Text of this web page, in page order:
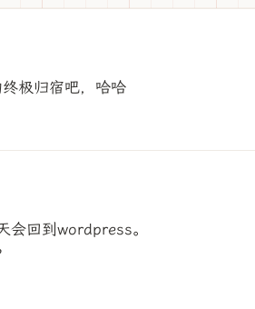
极归宿吧，哈哈
会回到wordpress。